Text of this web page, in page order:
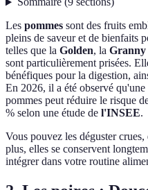
Les pommes sont des fruits
pleins de saveur et de bienfaits
telles que la Golden, la Granny
sont particulièrement prisées.
bénéfiques pour la digestion,
En 2026, il a été observé
pommes peut réduire le risque
% selon une étude de l'INSEE.
Vous pouvez les déguster
plus, elles se conservent
intégrer dans votre routine